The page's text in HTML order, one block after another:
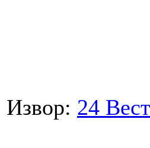
Извор: 24